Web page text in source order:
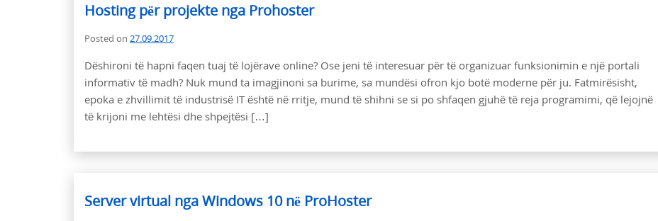
Hosting për projekte nga Prohoster
Posted on 27.09.2017
Dëshironi të hapni faqen tuaj të lojërave online? Ose jeni të interesuar për të organizuar funksionimin e një portali
informativ të madh? Nuk mund ta imagjinoni sa burime, sa mundësi ofron kjo botë moderne për ju. Fatmirësisht,
epoka e zhvillimit të industrisë IT është në rritje, mund të shihni se si po shfaqen gjuhë të reja programimi, që lejojnë
të krijoni me lehtësi dhe shpejtësi […]
Server virtual nga Windows 10 në ProHoster